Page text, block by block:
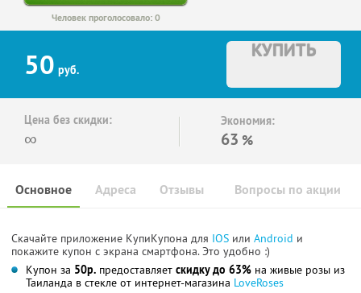
Человек проголосовало: 0
50 руб.
КУПИТЬ
Цена без скидки:
∞
Экономия:
63 %
Основное Отзывы Вопросы по акции
Адреса
Скачайте приложение КупиКупона для IOS или Android и
покажите купон с экрана смартфона. Это удобно :)
Купон за 50р. предоставляет скидку до 63% на живые розы из
Таиланда в стекле от интернет-магазина LoveRoses